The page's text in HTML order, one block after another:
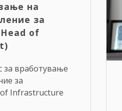
на
за
of
за вработување
за
of Infrastructure